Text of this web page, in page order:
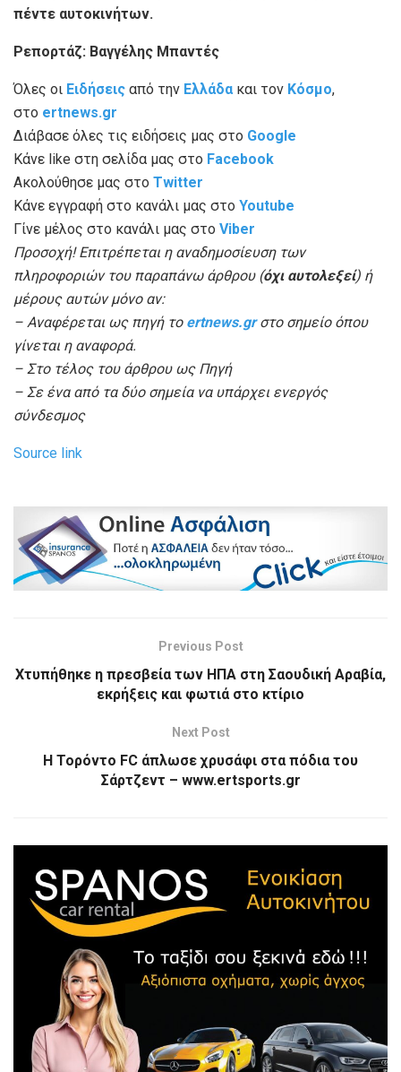
πέντε αυτοκινήτων.
Ρεπoρτάζ: Βαγγέλης Μπαντές
Όλες οι Ειδήσεις από την Ελλάδα και τον Κόσμο,
στο ertnews.gr
Διάβασε όλες τις ειδήσεις μας στο Google
Κάνε like στη σελίδα μας στο Facebook
Ακολούθησε μας στο Twitter
Κάνε εγγραφή στο κανάλι μας στο Youtube
Γίνε μέλος στο κανάλι μας στο Viber
Προσοχή! Επιτρέπεται η αναδημοσίευση των
πληροφοριών του παραπάνω άρθρου (όχι αυτολεξεί) ή
μέρους αυτών μόνο αν:
– Αναφέρεται ως πηγή το ertnews.gr στο σημείο όπου
γίνεται η αναφορά.
– Στο τέλος του άρθρου ως Πηγή
– Σε ένα από τα δύο σημεία να υπάρχει ενεργός
σύνδεσμος
Source link
Previous Post
Χτυπήθηκε η πρεσβεία των ΗΠΑ στη Σαουδική Αραβία,
εκρήξεις και φωτιά στο κτίριο
Next Post
Η Τορόντο FC άπλωσε χρυσάφι στα πόδια του
Σάρτζεντ – www.ertsports.gr